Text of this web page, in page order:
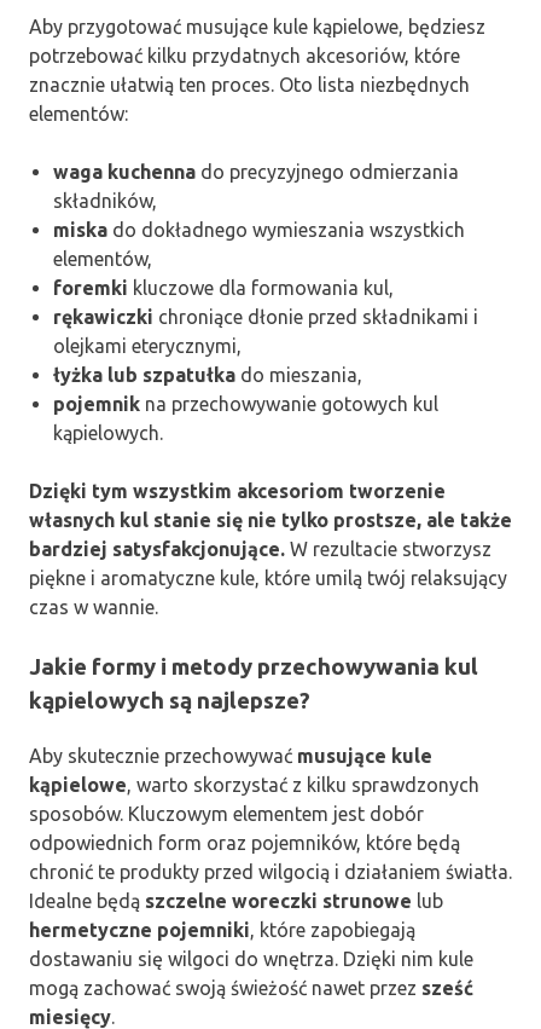
Aby przygotować musujące kule kąpielowe, będziesz
potrzebować kilku przydatnych akcesoriów, które
znacznie ułatwią ten proces. Oto lista niezbędnych
elementów:
waga kuchenna do precyzyjnego odmierzania
składników,
miska do dokładnego wymieszania wszystkich
elementów,
foremki kluczowe dla formowania kul,
rękawiczki chroniące dłonie przed składnikami i
olejkami eterycznymi,
łyżka lub szpatułka do mieszania,
pojemnik na przechowywanie gotowych kul
kąpielowych.
Dzięki tym wszystkim akcesoriom tworzenie
własnych kul stanie się nie tylko prostsze, ale także
bardziej satysfakcjonujące. W rezultacie stworzysz
piękne i aromatyczne kule, które umilą twój relaksujący
czas w wannie.
Jakie formy i metody przechowywania kul
kąpielowych są najlepsze?
Aby skutecznie przechowywać musujące kule
kąpielowe, warto skorzystać z kilku sprawdzonych
sposobów. Kluczowym elementem jest dobór
odpowiednich form oraz pojemników, które będą
chronić te produkty przed wilgocią i działaniem światła.
Idealne będą szczelne woreczki strunowe lub
hermetyczne pojemniki, które zapobiegają
dostawaniu się wilgoci do wnętrza. Dzięki nim kule
mogą zachować swoją świeżość nawet przez sześć
miesięcy.